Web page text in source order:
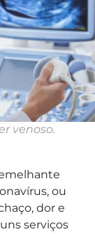
venoso.
ou
dor e
serviços